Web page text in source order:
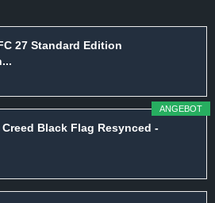
27 Standard Edition
ANGEBOT
Creed Black Flag Resynced -